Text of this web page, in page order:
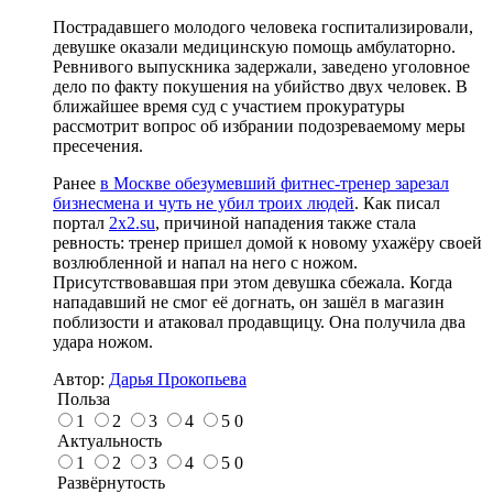
Пострадавшего молодого человека госпитализировали,
девушке оказали медицинскую помощь амбулаторно.
Ревнивого выпускника задержали, заведено уголовное
дело по факту покушения на убийство двух человек. В
ближайшее время суд с участием прокуратуры
рассмотрит вопрос об избрании подозреваемому меры
пресечения.
Ранее в Москве обезумевший фитнес-тренер зарезал
бизнесмена и чуть не убил троих людей. Как писал
портал 2x2.su, причиной нападения также стала
ревность: тренер пришел домой к новому ухажёру своей
возлюбленной и напал на него с ножом.
Присутствовавшая при этом девушка сбежала. Когда
нападавший не смог её догнать, он зашёл в магазин
поблизости и атаковал продавщицу. Она получила два
удара ножом.
Автор: Дарья Прокопьева
Польза
1
2 3 4 5 0
Актуальность
1
2 3 4 5 0
Развёрнутость